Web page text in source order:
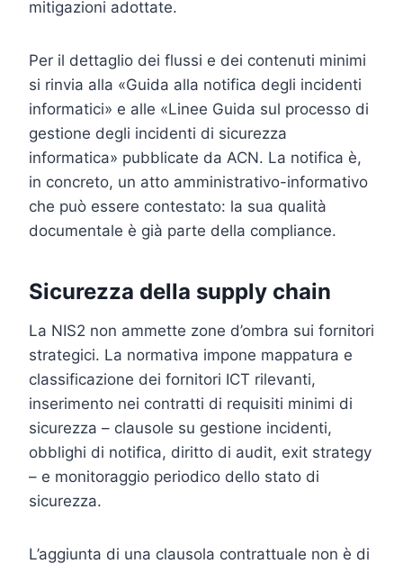
mitigazioni adottate.
Per il dettaglio dei flussi e dei contenuti minimi
si rinvia alla «Guida alla notifica degli incidenti
informatici» e alle «Linee Guida sul processo di
gestione degli incidenti di sicurezza
informatica» pubblicate da ACN. La notifica è,
in concreto, un atto amministrativo-informativo
che può essere contestato: la sua qualità
documentale è già parte della compliance.
Sicurezza della supply chain
La NIS2 non ammette zone d’ombra sui fornitori
strategici. La normativa impone mappatura e
classificazione dei fornitori ICT rilevanti,
inserimento nei contratti di requisiti minimi di
sicurezza – clausole su gestione incidenti,
obblighi di notifica, diritto di audit, exit strategy
– e monitoraggio periodico dello stato di
sicurezza.
L’aggiunta di una clausola contrattuale non è di